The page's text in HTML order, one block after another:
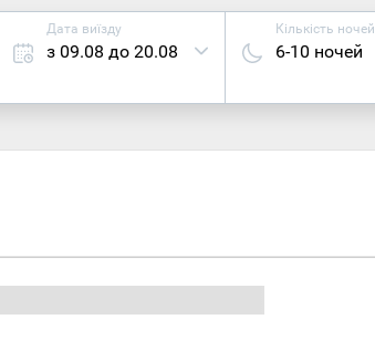
Дата виїзду
з 09.08 до 20.08
Кількість ночей
6-10 ночей